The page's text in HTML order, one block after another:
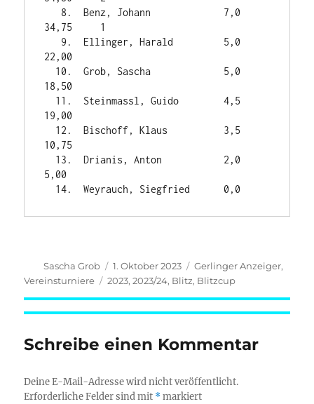
34,75     1
22,00
18,50
19,00
10,75
5,00
Autor
Sascha Grob
Veröffentlicht
am
1. Oktober 2023 Kategorien
Gerlinger Anzeiger,
Vereinsturniere
Schlagwörter
2023,2023/24, Blitz, Blitzcup
Schreibe einen Kommentar
Deine E-Mail-Adresse wird nicht veröffentlicht.
Erforderliche Felder sind mit *markiert